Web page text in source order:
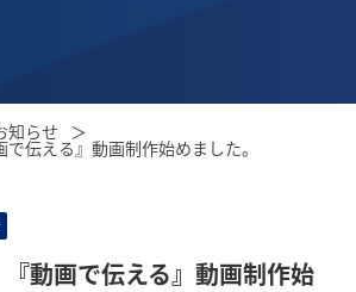
知らせ
で伝える』動画制作始めました。
『動画で伝える』動画制作始